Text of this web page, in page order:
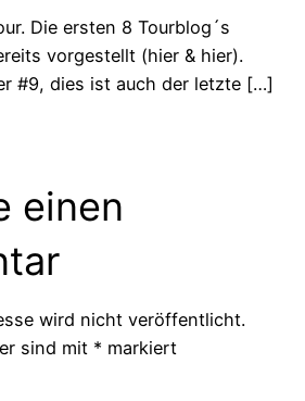
Die ersten 8 Tourblog´s
vorgestellt (hier & hier).
#9, dies ist auch der letzte […]
einen
wird nicht veröffentlicht.
sind mit * markiert